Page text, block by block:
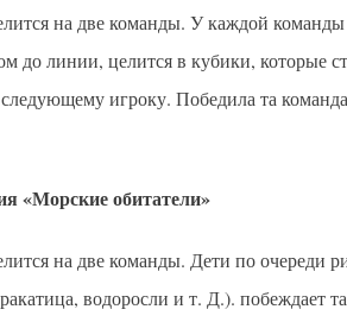
на две команды. У каждой
до линии, целится в кубики, которые
игроку. Победила та
«Морские обитатели»
на две команды. Дети по очереди
водоросли и т. Д.). побеждает